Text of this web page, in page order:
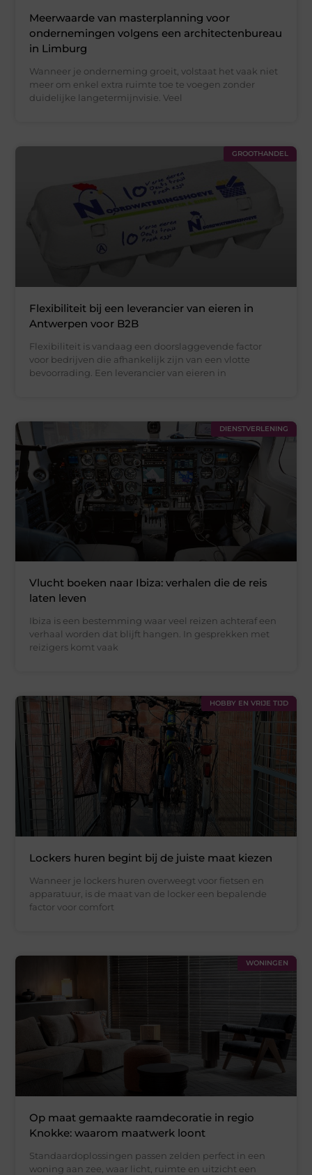
Meerwaarde van masterplanning voor
ondernemingen volgens een architectenbureau
in Limburg
Wanneer je onderneming groeit, volstaat het vaak niet
meer om enkel extra ruimte toe te voegen zonder
duidelijke langetermijnvisie. Veel
GROOTHANDEL
Flexibiliteit bij een leverancier van eieren in
Antwerpen voor B2B
Flexibiliteit is vandaag een doorslaggevende factor
voor bedrijven die afhankelijk zijn van een vlotte
bevoorrading. Een leverancier van eieren in
DIENSTVERLENING
Vlucht boeken naar Ibiza: verhalen die de reis
laten leven
Ibiza is een bestemming waar veel reizen achteraf een
verhaal worden dat blijft hangen. In gesprekken met
reizigers komt vaak
HOBBY EN VRIJE TIJD
Lockers huren begint bij de juiste maat kiezen
Wanneer je lockers huren overweegt voor fietsen en
apparatuur, is de maat van de locker een bepalende
factor voor comfort
WONINGEN
Op maat gemaakte raamdecoratie in regio
Knokke: waarom maatwerk loont
Standaardoplossingen passen zelden perfect in een
woning aan zee, waar licht, ruimte en uitzicht een